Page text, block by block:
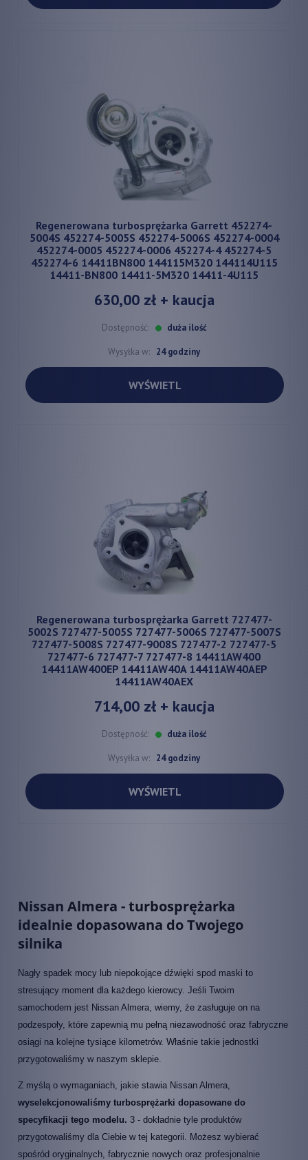
Regenerowana turbosprężarka Garrett 452274-
5004S 452274-5005S 452274-5006S 452274-0004
452274-0005 452274-0006 452274-4 452274-5
452274-6 14411BN800 144115M320 144114U115
14411-BN800 14411-5M320 14411-4U115
630,00 zł+ kaucja
Dostępność: duża ilość
Wysyłka w: 24 godziny
WYŚWIETL
Regenerowana turbosprężarka Garrett 727477-
5002S 727477-5005S 727477-5006S 727477-5007S
727477-5008S 727477-9008S 727477-2 727477-5
727477-6 727477-7 727477-8 14411AW400
14411AW400EP 14411AW40A 14411AW40AEP
14411AW40AEX
714,00 zł+ kaucja
Dostępność: duża ilość
Wysyłka w: 24 godziny
WYŚWIETL
Nissan Almera - turbosprężarka
idealnie dopasowana do Twojego
silnika
Nagły spadek mocy lub niepokojące dźwięki spod maski to
stresujący moment dla każdego kierowcy. Jeśli Twoim
samochodem jest Nissan Almera, wiemy, że zasługuje on na
podzespoły, które zapewnią mu pełną niezawodność oraz fabryczne
osiągi na kolejne tysiące kilometrów. Właśnie takie jednostki
przygotowaliśmy w naszym sklepie.
Z myślą o wymaganiach, jakie stawia Nissan Almera,
wyselekcjonowaliśmy turbosprężarki dopasowane do
specyfikacji tego modelu. 3 - dokładnie tyle produktów
przygotowaliśmy dla Ciebie w tej kategorii. Możesz wybierać
spośród oryginalnych, fabrycznie nowych oraz profesjonalnie